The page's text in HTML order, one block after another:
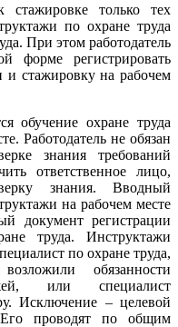
стажировке только тех
по охране труда
При этом работодатель
форме регистрировать
и стажировку на рабочем
обучение охране труда
Работодатель не обязан
знания требований
ответственное лицо,
знания. Вводный
на рабочем месте
документ регистрации
труда. Инструктажи
по охране труда,
обязанности
или специалист
Исключение – целевой
Его проводят по общим